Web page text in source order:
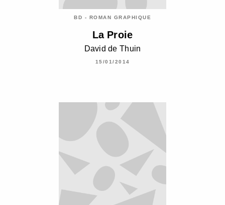
BD - ROMAN GRAPHIQUE
La Proie
David de Thuin
15/01/2014